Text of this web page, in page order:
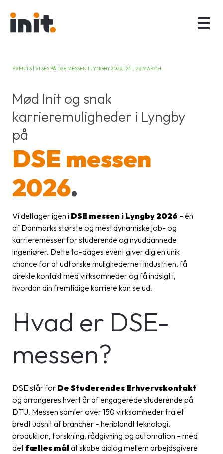
EVENTS | VI SES PÅ DSE MESSEN I LYNGBY 2026 | 25 - 26 MARCH
Mød Init og snak
karrieremuligheder i Lyngby
på
DSE messen
2026.
Vi deltager igen i DSE messen i Lyngby 2026 – én
af Danmarks største og mest dynamiske job- og
karrieremesser for studerende og nyuddannede
ingeniører. Dette to-dages event giver dig en unik
chance for at udforske mulighederne i industrien, få
direkte kontakt med virksomheder og få indsigt i,
hvordan din fremtidige karriere kan se ud.
Hvad er DSE-
messen?
DSE står for De Studerendes Erhvervskontakt
og arrangeres hvert år af engagerede studerende på
DTU. Messen samler over 150 virksomheder fra et
bredt udsnit af brancher – heriblandt teknologi,
produktion, forskning, rådgivning og automation – med
detfælles målat skabe dialog mellem arbejdsgivere